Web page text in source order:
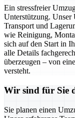
Ein stressfreier
Unterstützung. Unser
Transport und
wie Reinigung,
sich auf den Start in
alle Details
überzeugen – von
versteht.
Wir sind für Sie
Sie planen einen